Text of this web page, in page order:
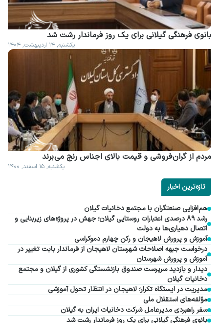
بانوی فرهنگی گیلانی برای یک روز فرماندار رشت شد
یکشنبه, ۱۴ اردیبهشت, ۱۴۰۴
مردم از گران فروشی و قیمت بالای اجناس رنج می برند
یکشنبه, ۱۵ اسفند, ۱۴۰۰
تازه‌ترین اخبار
هم‌افزایی صنعتگران با مجتمع دخانیات گیلان
رشد ۸۹ درصدی اعتبارات روستایی گیلان؛ جهش در پروژه‌های زیربنایی و
اتصال دهیاری‌ها به دولت
آموزش و پرورش لاهیجان و رکن چهارم دموکراسی
درخواست جبهه اصلاحات شهرستان لاهیجان از فرماندار بابت تغییر در
آموزش و پرورش شهرستان
دیدار و بازدید سرپرست صندوق بازنشستگی کشوری از گیلان و مجتمع
دخانیات گیلان
مدیریت در ایستگاه تکرار؛ لاهیجان در انتظار تحول آموزشی
مؤلفه‌های استقلال ملی
سفر راهبردی مدیرعامل شرکت دخانیات ایران به گیلان
بانوی فرهنگی گیلانی برای یک روز فرماندار رشت شد